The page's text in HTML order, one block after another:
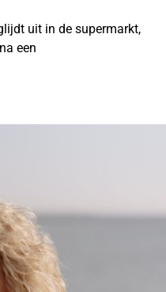
uit in de supermarkt,
een